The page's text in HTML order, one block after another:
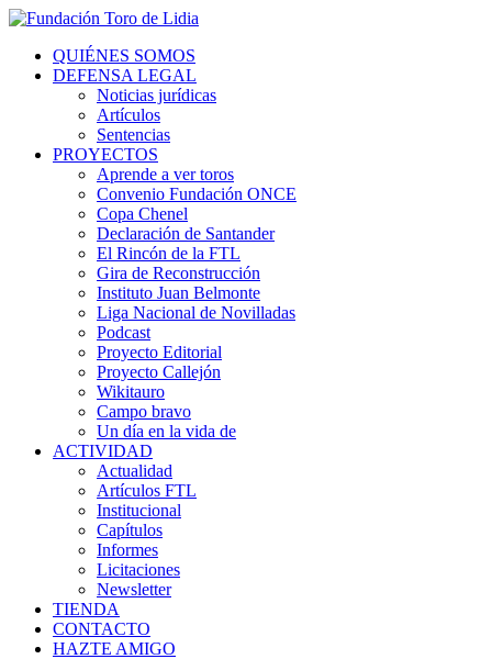
QUIÉNES SOMOS
DEFENSA LEGAL
Noticias jurídicas
Artículos
Sentencias
PROYECTOS
Aprende a ver toros
Convenio Fundación ONCE
Copa Chenel
Declaración de Santander
El Rincón de la FTL
Gira de Reconstrucción
Instituto Juan Belmonte
Liga Nacional de Novilladas
Podcast
Proyecto Editorial
Proyecto Callejón
Wikitauro
Campo bravo
Un día en la vida de
ACTIVIDAD
Actualidad
Artículos FTL
Institucional
Capítulos
Informes
Licitaciones
Newsletter
TIENDA
CONTACTO
HAZTE AMIGO